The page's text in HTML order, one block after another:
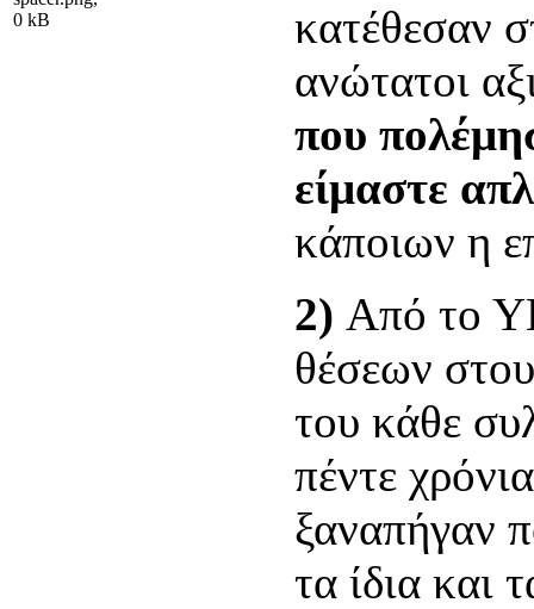
κατέθεσαν
ανώτατοι
που
είμαστε
κάποιων η
2) Από το
θέσεων
του κάθε
πέντε
ξαναπήγαν
τα ίδια και